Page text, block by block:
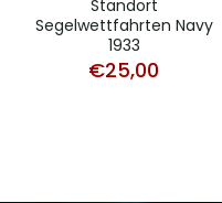
Standort
Segelwettfahrten Navy
1933
€25,00